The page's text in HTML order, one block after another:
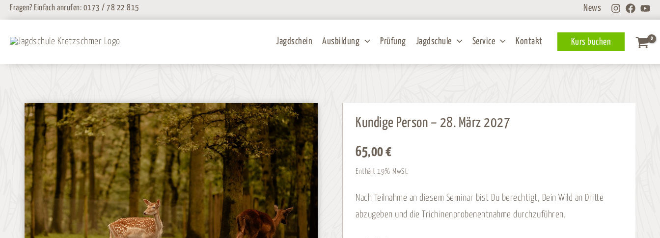
Zum
springen
Fragen? Einfach anrufen: 0173 / 78 22 815 News
Jagdschein Ausbildung Prüfung Jagdschule Service Kontakt Kurs buchen
Kundige Person – 28. März 2027
65,00€
Enthält 19% MwSt.
Nach Teilnahme an diesem Seminar bist Du berechtigt, Dein Wild an Dritte
abzugeben und die Trichinenprobenentnahme durchzuführen.